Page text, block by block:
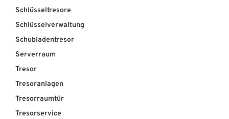
Schlüsseltresore
Schlüsselverwaltung
Schubladentresor
Serverraum
Tresor
Tresoranlagen
Tresorraumtür
Tresorservice